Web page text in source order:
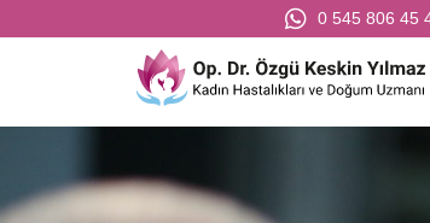
0 545 806 45